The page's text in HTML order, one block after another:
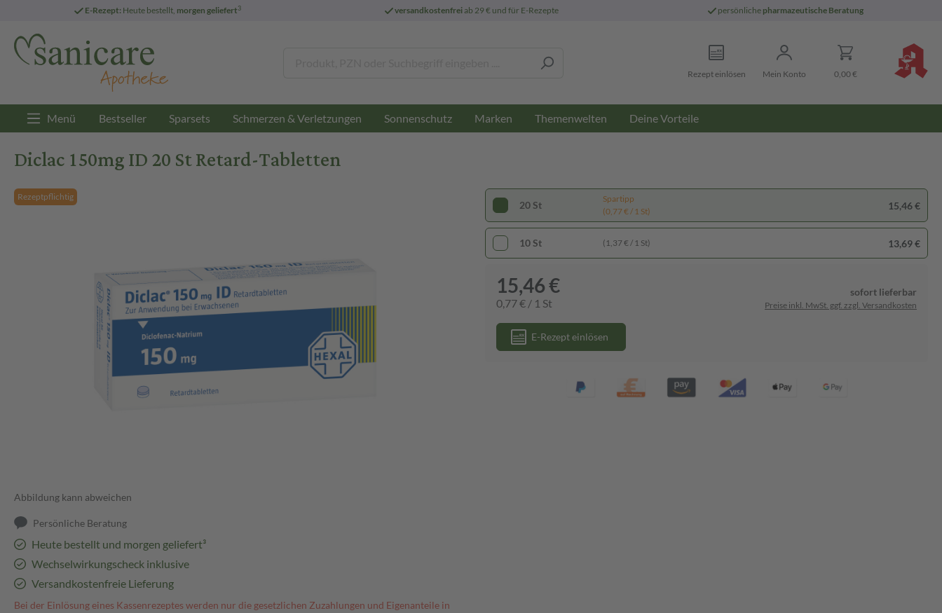
E-Rezept: Heute bestellt, morgen geliefert3 versandkostenfreiab 29 € und für E-Rezepte persönliche pharmazeutische Beratung
Rezept einlösen Mein Konto 0,00 €
Menü Bestseller Sparsets Schmerzen & Verletzungen Sonnenschutz Marken Themenwelten Deine Vorteile
Diclac 150mg ID 20 St Retard-Tabletten
Rezeptpflichtig
Abbildung kann abweichen
Persönliche Beratung
Heute bestellt und morgen geliefert³
Wechselwirkungscheck inklusive
Versandkostenfreie Lieferung
Bei der Einlösung eines Kassenrezeptes werden nur die gesetzlichen Zuzahlungen und Eigenanteile in
20 St
Spartipp
(0,77 € / 1 St)
15,46 €
10 St (1,37 € / 1 St) 13,69 €
15,46 €
0,77 € / 1 St
sofort lieferbar
Preise inkl. MwSt. ggf. zzgl. Versandkosten
E-Rezept einlösen